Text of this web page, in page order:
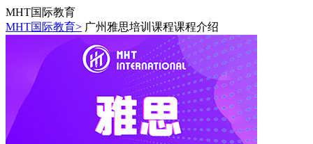
MHT国际教育
MHT国际教育> 广州雅思培训课程课程介绍